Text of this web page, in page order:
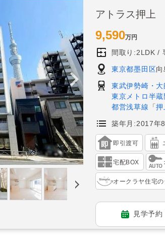
アトラス押上
9,590万円
間取り:2LDK
東京都墨田区
東武伊勢崎・大
東京メトロ半蔵
都営浅草線 「押
築年月:2017年8
即引渡可
宅配BOX
オークラヤ住宅
見学予約